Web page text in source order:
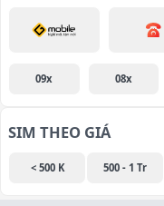
09x 08x
SIM THEO GIÁ
< 500 K 500 - 1 Tr